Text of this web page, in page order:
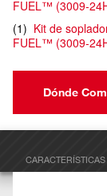
FUEL™ (3009-
(1) Kit de
FUEL™ (3009-
Dónde
CARACTERÍSTICAS